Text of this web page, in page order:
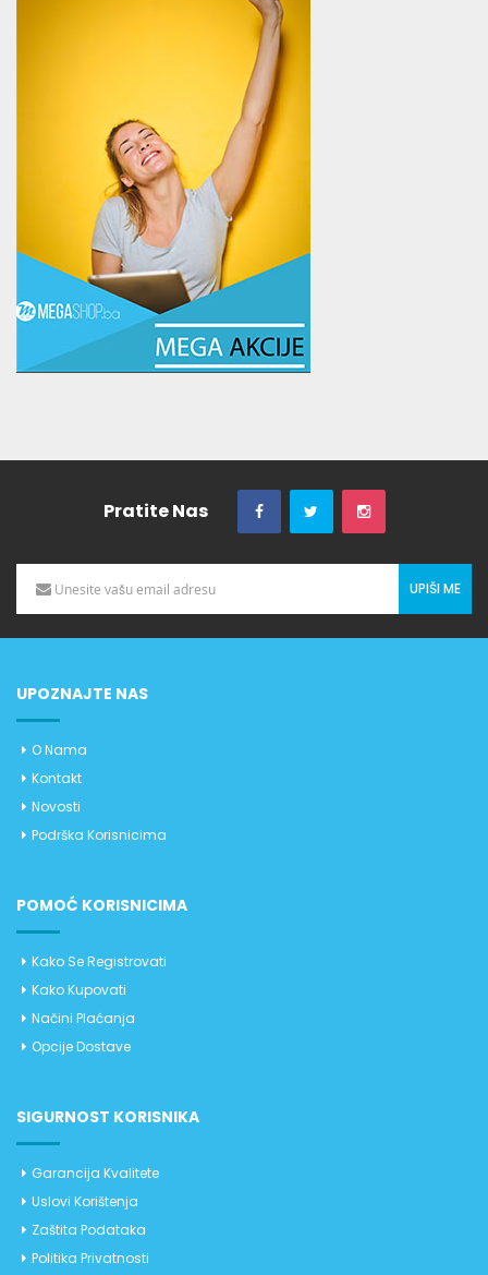
Pratite Nas
UPIŠI ME
UPOZNAJTE NAS
O Nama
Kontakt
Novosti
Podrška Korisnicima
POMOĆ KORISNICIMA
Kako Se Registrovati
Kako Kupovati
Načini Plaćanja
Opcije Dostave
SIGURNOST KORISNIKA
Garancija Kvalitete
Uslovi Korištenja
Zaštita Podataka
Politika Privatnosti